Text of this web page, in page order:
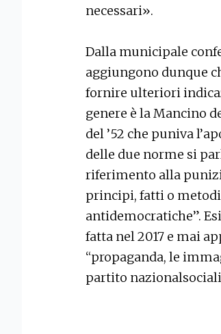
necessari».
Dalla municipale
aggiungono dunque
fornire ulteriori
genere è la Mancino
del ’52 che puniva
delle due norme si
riferimento alla
principi, fatti o
antidemocratiche”.
fatta nel 2017 e mai
“propaganda, le
partito